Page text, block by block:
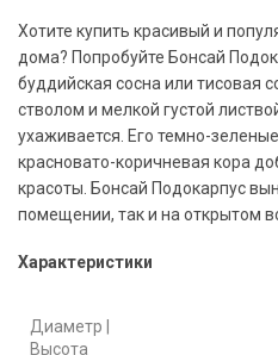
Хотите купить красивый и
дома? Попробуйте Бонсай
буддийская сосна или тисовая
стволом и мелкой густой
ухаживается. Его темно-
красновато-коричневая кора
красоты. Бонсай Подокарпус
помещении, так и на открытом
Характеристики
Диаметр |
Высота